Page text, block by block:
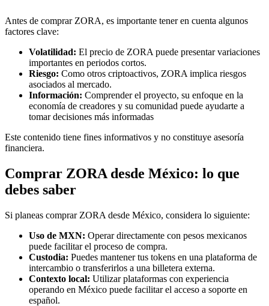
Antes de comprar ZORA, es importante tener en cuenta algunos
factores clave:
Volatilidad: El precio de ZORA puede presentar variaciones
importantes en periodos cortos.
Riesgo: Como otros criptoactivos, ZORA implica riesgos
asociados al mercado.
Información: Comprender el proyecto, su enfoque en la
economía de creadores y su comunidad puede ayudarte a
tomar decisiones más informadas
Este contenido tiene fines informativos y no constituye asesoría
financiera.
Comprar ZORA desde México: lo que
debes saber
Si planeas comprar ZORA desde México, considera lo siguiente:
Uso de MXN: Operar directamente con pesos mexicanos
puede facilitar el proceso de compra.
Custodia: Puedes mantener tus tokens en una plataforma de
intercambio o transferirlos a una billetera externa.
Contexto local: Utilizar plataformas con experiencia
operando en México puede facilitar el acceso a soporte en
español.